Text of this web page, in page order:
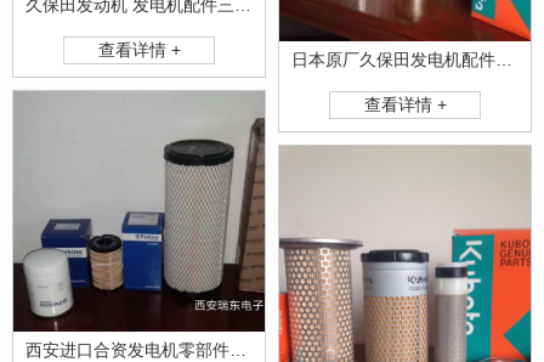
查看详情 +
查看详情 +
西安进口合资发电机零部件供应中心